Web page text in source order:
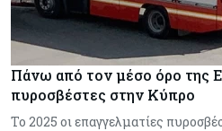
Πάνω από τον μέσο όρο της
πυροσβέστες στην Κύπρο
Το 2025 οι επαγγελματίες